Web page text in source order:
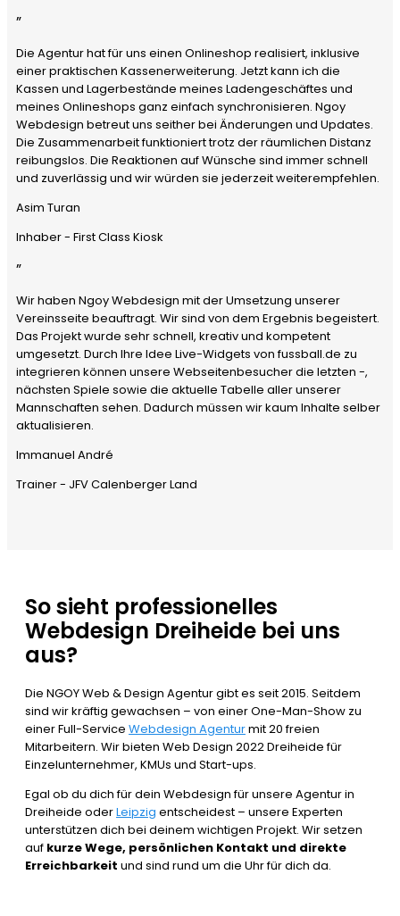
”
Die Agentur hat für uns einen Onlineshop realisiert, inklusive
einer praktischen Kassenerweiterung. Jetzt kann ich die
Kassen und Lagerbestände meines Ladengeschäftes und
meines Onlineshops ganz einfach synchronisieren. Ngoy
Webdesign betreut uns seither bei Änderungen und Updates.
Die Zusammenarbeit funktioniert trotz der räumlichen Distanz
reibungslos. Die Reaktionen auf Wünsche sind immer schnell
und zuverlässig und wir würden sie jederzeit weiterempfehlen.
Asim Turan
Inhaber - First Class Kiosk
”
Wir haben Ngoy Webdesign mit der Umsetzung unserer
Vereinsseite beauftragt. Wir sind von dem Ergebnis begeistert.
Das Projekt wurde sehr schnell, kreativ und kompetent
umgesetzt. Durch Ihre Idee Live-Widgets von fussball.de zu
integrieren können unsere Webseitenbesucher die letzten -,
nächsten Spiele sowie die aktuelle Tabelle aller unserer
Mannschaften sehen. Dadurch müssen wir kaum Inhalte selber
aktualisieren.
Immanuel André
Trainer - JFV Calenberger Land
So sieht professionelles
Webdesign Dreiheide bei uns
aus?
Die NGOY Web & Design Agentur gibt es seit 2015. Seitdem
sind wir kräftig gewachsen – von einer One-Man-Show zu
einer Full-Service Webdesign Agenturmit 20 freien
Mitarbeitern. Wir bieten Web Design 2022 Dreiheide für
Einzelunternehmer, KMUs und Start-ups.
Egal ob du dich für dein Webdesign für unsere Agentur in
Dreiheide oderLeipzig entscheidest – unsere Experten
unterstützen dich bei deinem wichtigen Projekt. Wir setzen
auf kurze Wege, persönlichen Kontakt und direkte
Erreichbarkeit und sind rund um die Uhr für dich da.